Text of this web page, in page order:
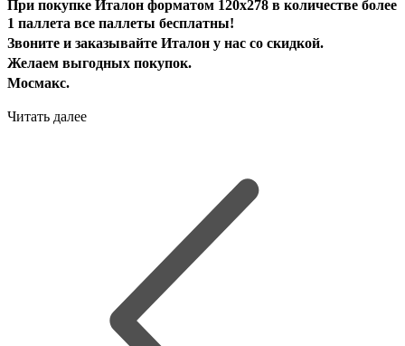
При покупке Италон форматом 120х278 в количестве более
1 паллета все паллеты бесплатны!
Звоните и заказывайте Италон у нас со скидкой.
Желаем выгодных покупок.
Мосмакс.
Читать далее